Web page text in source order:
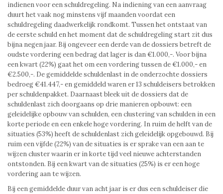
indienen voor een schuldregeling. Na indiening van een aanvraag
duurt het vaak nog minstens vijf maanden voordat een
schuldregeling daadwerkelijk rondkomt. Tussen het ontstaat van
de eerste schuld en het moment dat de schuldregeling start zit dus
bijna negen jaar. Bij ongeveer een derde van de dossiers betreft de
oudste vordering een bedrag dat lager is dan €1.000,-. Voor bijna
een kwart (22%) gaat het om een vordering tussen de €1.000,- en
€2.500,-. De gemiddelde schuldenlast in de onderzochte dossiers
bedroeg €41.447,- en gemiddeld waren er 13 schuldeisers betrokken
per schuldenpakket. Daarnaast bleek uit de dossiers dat de
schuldenlast zich doorgaans op drie manieren opbouwt: een
geleidelijke opbouw van schulden, een clustering van schulden in een
korte periode en een enkele hoge vordering. In ruim de helft van de
situaties (53%) heeft de schuldenlast zich geleidelijk opgebouwd. Bij
ruim een vijfde (22%) van de situaties is er sprake van een aan te
wijzen cluster waarin er in korte tijd veel nieuwe achterstanden
ontstonden. Bij een kwart van de situaties (25%) is er een hoge
vordering aan te wijzen.
Bij een gemiddelde duur van acht jaar is er dus een schuldeiser die